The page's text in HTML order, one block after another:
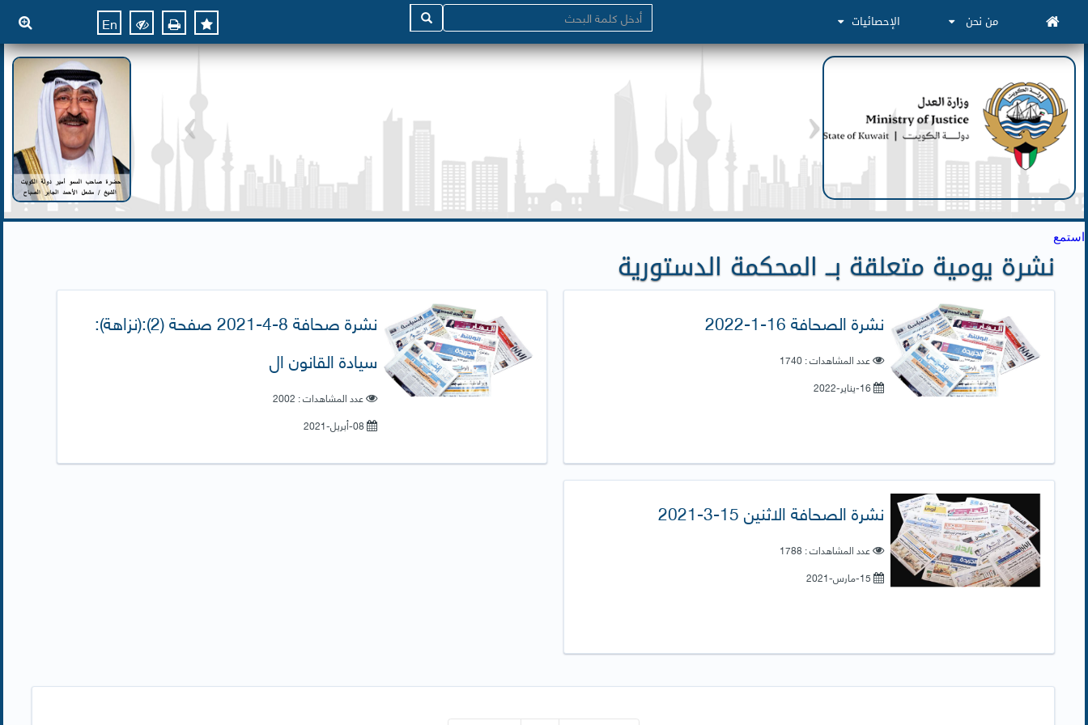
من نحن الإحصائيات En
استمع
نشرة يومية متعلقة بــ المحكمة الدستورية
نشرة الصحافة 16-1-2022
عدد المشاهدات : 1740
16-يناير-2022
نشرة صحافة 8-4-2021 صفحة (2):(نزاهة):
سيادة القانون ال
عدد المشاهدات : 2002
08-أبريل-2021
نشرة الصحافة الاثنين 15-3-2021
عدد المشاهدات : 1788
15-مارس-2021